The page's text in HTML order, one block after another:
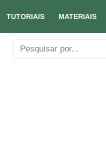
TUTORIAIS MATERIAIS